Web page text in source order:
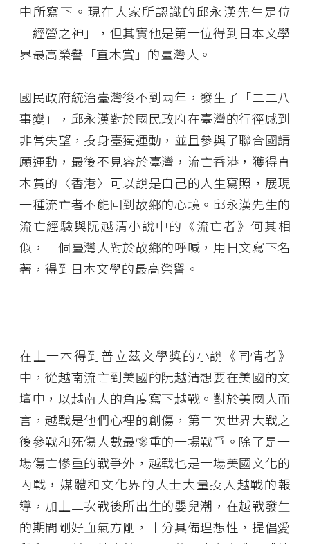
中所寫下。現在大家所認識的邱永漢先生是位
「經營之神」，但其實他是第一位得到日本文學
界最高榮譽「直木賞」的臺灣人。
國民政府統治臺灣後不到兩年，發生了「二二八
事變」，邱永漢對於國民政府在臺灣的行徑感到
非常失望，投身臺獨運動，並且參與了聯合國請
願運動，最後不見容於臺灣，流亡香港，獲得直
木賞的〈香港〉可以說是自己的人生寫照，展現
一種流亡者不能回到故鄉的心境。邱永漢先生的
流亡經驗與阮越清小說中的《流亡者》何其相
似，一個臺灣人對於故鄉的呼喊，用日文寫下名
著，得到日本文學的最高榮譽。
在上一本得到普立茲文學獎的小說《同情者》
中，從越南流亡到美國的阮越清想要在美國的文
壇中，以越南人的角度寫下越戰。對於美國人而
言，越戰是他們心裡的創傷，第二次世界大戰之
後參戰和死傷人數最慘重的一場戰爭。除了是一
場傷亡慘重的戰爭外，越戰也是一場美國文化的
內戰，媒體和文化界的人士大量投入越戰的報
導，加上二次戰後所出生的嬰兒潮，在越戰發生
的期間剛好血氣方剛，十分具備理想性，提倡愛